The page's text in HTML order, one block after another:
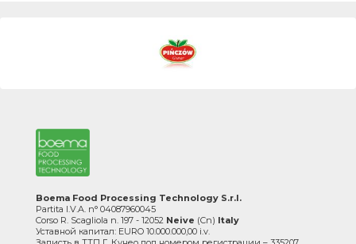
Boema Food Processing Technology S.r.l.
Partita I.V.A. n° 04087960045
Corso R. Scagliola n. 197 - 12052 Neive (Cn) Italy
Уставной капитал: EURO 10.000.000,00 i.v.